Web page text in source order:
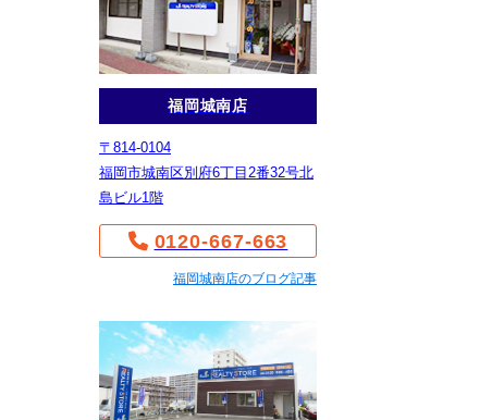
福岡城南店
〒814-0104
福岡市城南区別府6丁目2番32号北
島ビル1階
0120-667-663
福岡城南店のブログ記事